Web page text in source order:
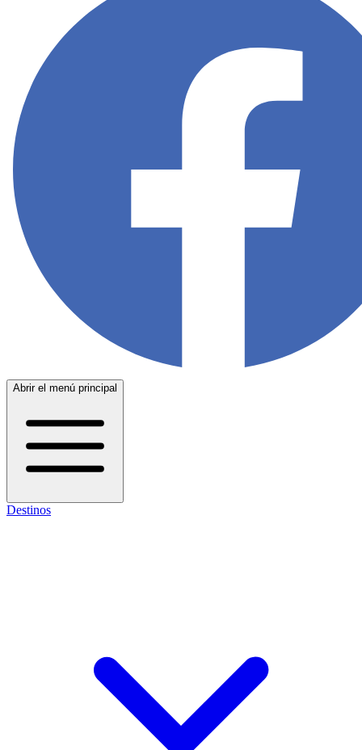
Abrir el menú principal
Destinos